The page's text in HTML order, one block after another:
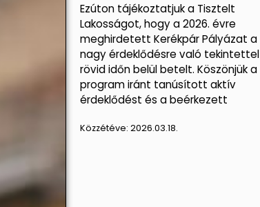
Ezúton tájékoztatjuk a Tisztelt
Lakosságot, hogy a 2026. évre
meghirdetett Kerékpár Pályázat a
nagy érdeklődésre való tekintettel
rövid időn belül betelt. Köszönjük a
program iránt tanúsított aktív
érdeklődést és a beérkezett
Közzétéve:2026.03.18.